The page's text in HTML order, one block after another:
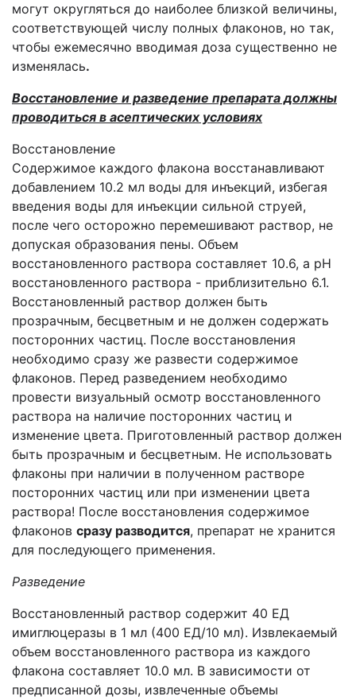
могут округляться до наиболее близкой величины,
соответствующей числу полных флаконов, но так,
чтобы ежемесячно вводимая доза существенно не
изменялась.
Восстановление и разведение препарата должны
проводиться в асептических условиях
Восстановление
Содержимое каждого флакона восстанавливают
добавлением 10.2 мл воды для инъекций, избегая
введения воды для инъекции сильной струей,
после чего осторожно перемешивают раствор, не
допуская образования пены. Объем
восстановленного раствора составляет 10.6, а рН
восстановленного раствора - приблизительно 6.1.
Восстановленный раствор должен быть
прозрачным, бесцветным и не должен содержать
посторонних частиц. После восстановления
необходимо сразу же развести содержимое
флаконов. Перед разведением необходимо
провести визуальный осмотр восстановленного
раствора на наличие посторонних частиц и
изменение цвета. Приготовленный раствор должен
быть прозрачным и бесцветным. Не использовать
флаконы при наличии в полученном растворе
посторонних частиц или при изменении цвета
раствора! После восстановления содержимое
флаконов сразу разводится, препарат не хранится
для последующего применения.
Разведение
Восстановленный раствор содержит 40 ЕД
имиглюцеразы в 1 мл (400 ЕД/10 мл). Извлекаемый
объем восстановленного раствора из каждого
флакона составляет 10.0 мл. В зависимости от
предписанной дозы, извлеченные объемы